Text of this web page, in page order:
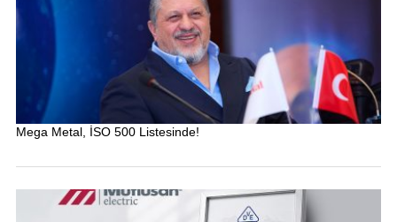
Mega Metal, İSO 500 Listesinde!